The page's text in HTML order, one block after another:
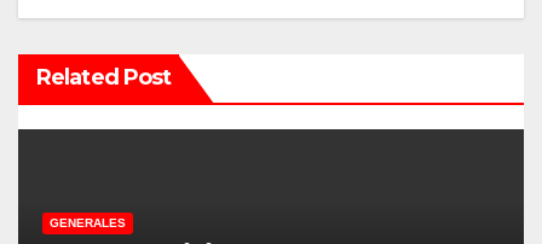
ó
n
d
e
Related Post
GENERALES